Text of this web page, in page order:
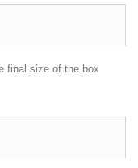
final size of the box